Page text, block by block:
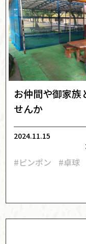
お仲間や御家族
せんか
2024.11.15
#ピンポン #卓球